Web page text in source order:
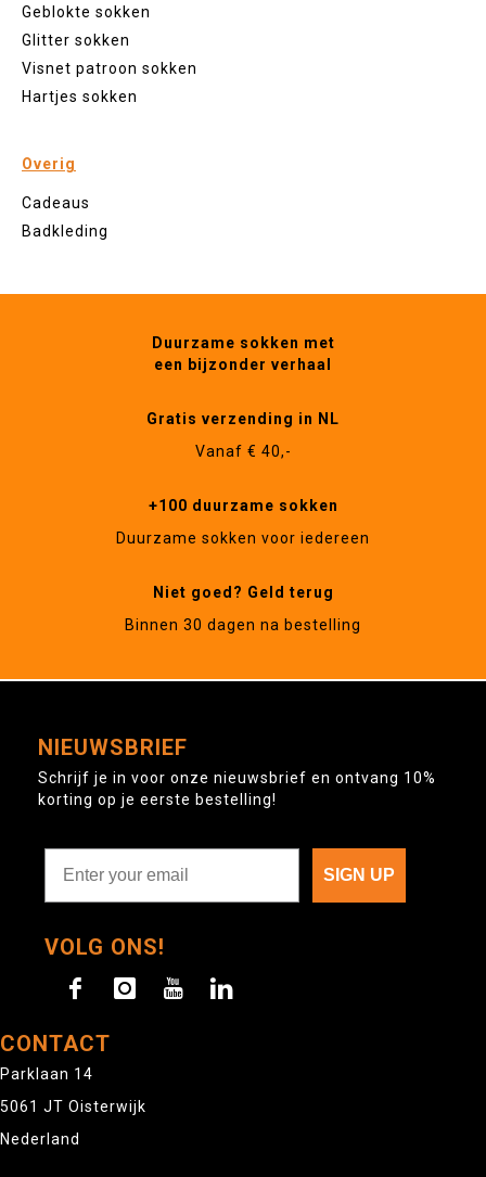
Geblokte sokken
Glitter sokken
Visnet patroon sokken
Hartjes sokken
Overig
Cadeaus
Badkleding
Duurzame sokken met
een bijzonder verhaal
Gratis verzending in NL
Vanaf € 40,-
+100 duurzame sokken
Duurzame sokken voor iedereen
Niet goed? Geld terug
Binnen 30 dagen na bestelling
NIEUWSBRIEF
Schrijf je in voor onze nieuwsbrief en ontvang 10%
korting op je eerste bestelling!
SIGN UP
VOLG ONS!
CONTACT
Parklaan 14
5061 JT Oisterwijk
Nederland